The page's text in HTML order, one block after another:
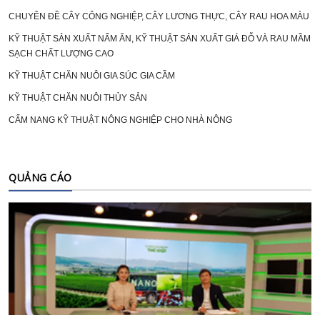
CHUYÊN ĐỀ CÂY CÔNG NGHIỆP, CÂY LƯƠNG THỰC, CÂY RAU HOA MÀU
KỸ THUẬT SẢN XUẤT NẤM ĂN, KỸ THUẬT SẢN XUẤT GIÁ ĐỖ VÀ RAU MẦM
SẠCH CHẤT LƯỢNG CAO
KỸ THUẬT CHĂN NUÔI GIA SÚC GIA CẦM
KỸ THUẬT CHĂN NUÔI THỦY SẢN
CẨM NANG KỸ THUẬT NÔNG NGHIỆP CHO NHÀ NÔNG
QUẢNG CÁO